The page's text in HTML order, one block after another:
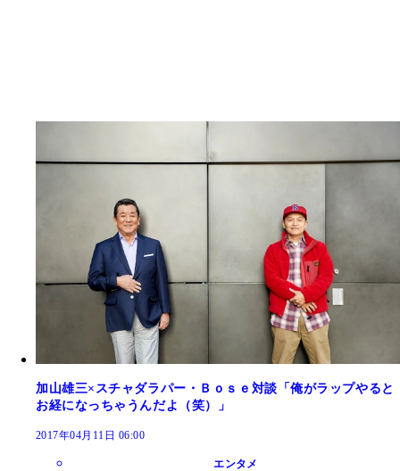
加山雄三×スチャダラパー・Ｂｏｓｅ対談「俺がラップやると
お経になっちゃうんだよ（笑）」
2017年04月11日 06:00
エンタメ